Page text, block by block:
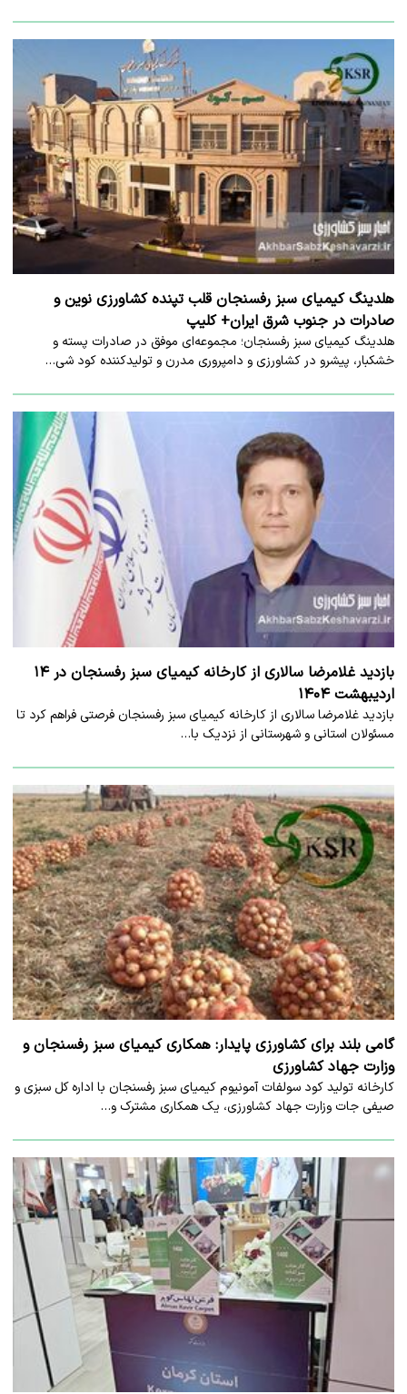
هلدینگ کیمیای سبز رفسنجان قلب تپنده کشاورزی نوین و
صادرات در جنوب شرق ایران+ کلیپ
هلدینگ کیمیای سبز رفسنجان؛ مجموعه‌ای موفق در صادرات پسته و
خشکبار، پیشرو در کشاورزی و دامپروری مدرن و تولیدکننده کود شی…
بازدید غلامرضا سالاری از کارخانه کیمیای سبز رفسنجان در ۱۴
اردیبهشت ۱۴۰۴
بازدید غلامرضا سالاری از کارخانه کیمیای سبز رفسنجان فرصتی فراهم کرد تا
مسئولان استانی و شهرستانی از نزدیک با…
گامی بلند برای کشاورزی پایدار: همکاری کیمیای سبز رفسنجان و
وزارت جهاد کشاورزی
کارخانه تولید کود سولفات آمونیوم کیمیای سبز رفسنجان با اداره کل سبزی و
صیفی جات وزارت جهاد کشاورزی، یک همکاری مشترک و…